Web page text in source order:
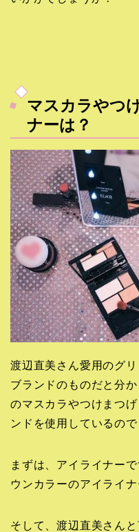
マスカラやつ
ナーは？
渡辺直美さん愛用のグ
ブランドのものだと分
のマスカラやつけまつ
ンドを使用しているので
まずは、アイライナー
ウンカラーのアイライ
そして、渡辺直美さん